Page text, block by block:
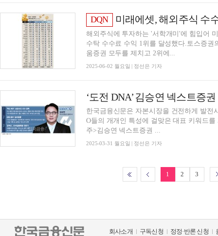
DQN 미래에셋, 해외주식 수수료 수익
해외주식에 투자하는 '서학개미'에 힘입어
수탁 수수료 수익 1위를 달성했다.토스증
움증권 모두를 제치고 2위에...
2025-06-02 월요일 | 정선은 기자
한국금융신문은 자본시장을 건전하게 발전
O들의 개개인 특성에 걸맞은 대표 키워드
주>김승연 넥스트증권 ...
2025-03-31 월요일 | 정선은 기자
1 2 3
회사소개 구독신청 정정·반론 신청